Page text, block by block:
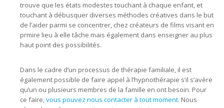
trouve que les états modestes touchant à chaque enfant, et
touchant à débusquer diverses méthodes créatives dans le but
de l’aider parmi se concentrer, chez créateurs de films visant en
prmire lieu à elle tâche mais également dans enseigner au plus
haut point des possibilités.
Dans le cadre d’un processus de thérapie familiale, il est
également possible de faire appel à l’hypnothérapie s’il s’avère
qu’un ou plusieurs membres de la famille en ont besoin. Pour
ce faire,vous pouvez nous contacter à tout moment. Nous